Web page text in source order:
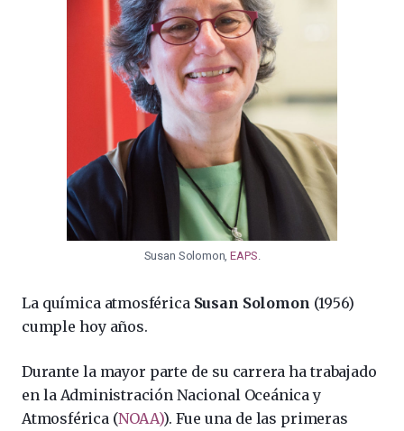
Susan Solomon,EAPS
La química atmosférica Susan Solomon (1956)
cumple hoy años.
Durante la mayor parte de su carrera ha trabajado
en la Administración Nacional Oceánica y
Atmosférica (NOAA)). Fue una de las primeras